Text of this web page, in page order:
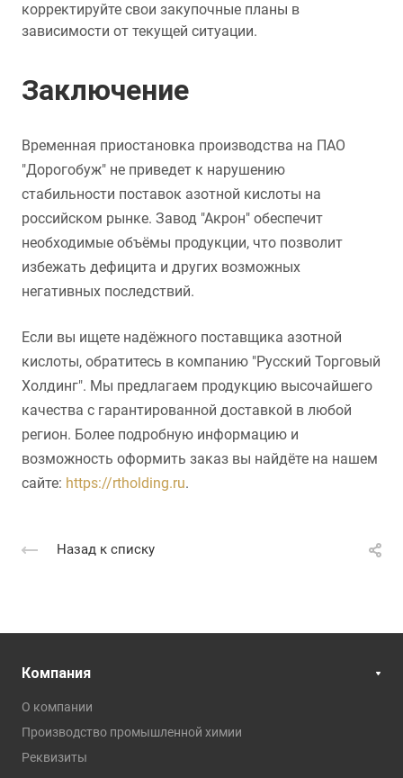
корректируйте свои закупочные планы в
зависимости от текущей ситуации.
Заключение
Временная приостановка производства на ПАО
"Дорогобуж" не приведет к нарушению
стабильности поставок азотной кислоты на
российском рынке. Завод "Акрон" обеспечит
необходимые объёмы продукции, что позволит
избежать дефицита и других возможных
негативных последствий.
Если вы ищете надёжного поставщика азотной
кислоты, обратитесь в компанию "Русский Торговый
Холдинг". Мы предлагаем продукцию высочайшего
качества с гарантированной доставкой в любой
регион. Более подробную информацию и
возможность оформить заказ вы найдёте на нашем
сайте: https://rtholding.ru.
Назад к списку
Компания
О компании
Производство промышленной химии
Реквизиты